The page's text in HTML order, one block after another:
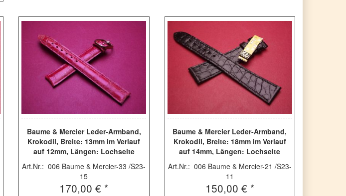
Baume & Mercier Leder-Armband,
Krokodil, Breite: 13mm im Verlauf
auf 12mm, Längen: Lochseite
105mm & Schließenseite 65mm,
Farbe: rot, mit goldfarbener
Originalschließe
Art.Nr.: 006 Baume & Mercier-33 /S23-
15
170,00 € *
Baume & Mercier Leder-Armband,
Krokodil, Breite: 18mm im Verlauf
auf 14mm, Längen: Lochseite
115mm & Schließenseite 75mm,
Farbe: schwarz, ohne Schließe
Art.Nr.: 006 Baume & Mercier-21 /S23-
11
150,00 € *